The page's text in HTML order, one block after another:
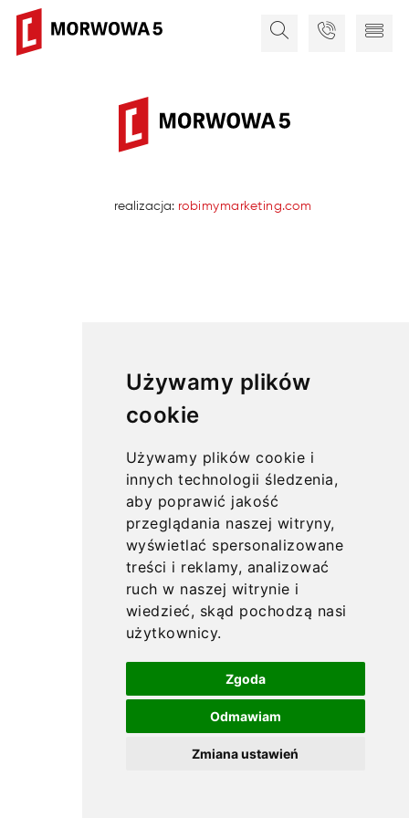
Używamy plików
cookie
Używamy plików cookie i
innych technologii śledzenia,
aby poprawić jakość
przeglądania naszej witryny,
wyświetlać spersonalizowane
treści i reklamy, analizować
ruch w naszej witrynie i
wiedzieć, skąd pochodzą nasi
użytkownicy.
Zgoda
Odmawiam
Zmiana ustawień
realizacja: robimymarketing.com